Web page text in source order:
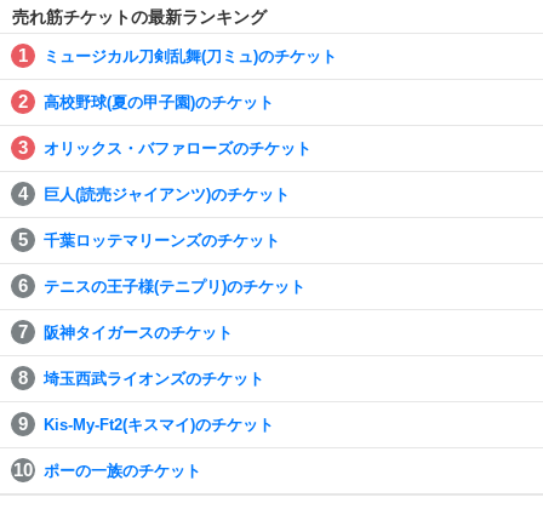
売れ筋チケットの最新ランキング
ミュージカル刀剣乱舞(刀ミュ)のチケット
高校野球(夏の甲子園)のチケット
オリックス・バファローズのチケット
巨人(読売ジャイアンツ)のチケット
千葉ロッテマリーンズのチケット
テニスの王子様(テニプリ)のチケット
阪神タイガースのチケット
埼玉西武ライオンズのチケット
Kis-My-Ft2(キスマイ)のチケット
ポーの一族のチケット